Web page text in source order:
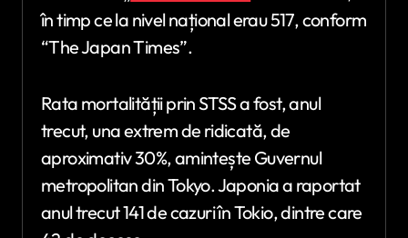
în timp ce la nivel național erau 517, conform
“The Japan Times”.
Rata mortalității prin STSS a fost, anul
trecut, una extrem de ridicată, de
aproximativ 30%, amintește Guvernul
metropolitan din Tokyo. Japonia a raportat
anul trecut 141 de cazuri în Tokio, dintre care